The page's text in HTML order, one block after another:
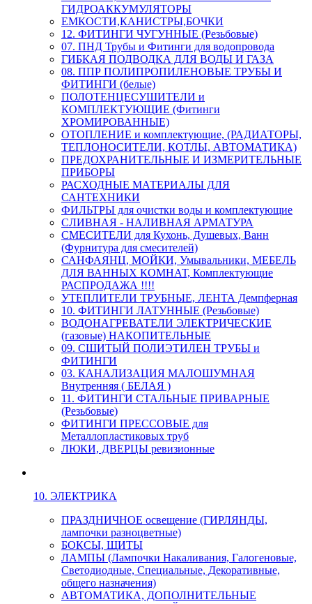
ГИДРОАККУМУЛЯТОРЫ
ЕМКОСТИ,КАНИСТРЫ,БОЧКИ
12. ФИТИНГИ ЧУГУННЫЕ (Резьбовые)
07. ПНД Трубы и Фитинги для водопровода
ГИБКАЯ ПОДВОДКА ДЛЯ ВОДЫ И ГАЗА
08. ППР ПОЛИПРОПИЛЕНОВЫЕ ТРУБЫ И
ФИТИНГИ (белые)
ПОЛОТЕНЦЕСУШИТЕЛИ и
КОМПЛЕКТУЮЩИЕ (Фитинги
ХРОМИРОВАННЫЕ)
ОТОПЛЕНИЕ и комплектующие, (РАДИАТОРЫ,
ТЕПЛОНОСИТЕЛИ, КОТЛЫ, АВТОМАТИКА)
ПРЕДОХРАНИТЕЛЬНЫЕ И ИЗМЕРИТЕЛЬНЫЕ
ПРИБОРЫ
РАСХОДНЫЕ МАТЕРИАЛЫ ДЛЯ
САНТЕХНИКИ
ФИЛЬТРЫ для очистки воды и комплектующие
СЛИВНАЯ - НАЛИВНАЯ АРМАТУРА
СМЕСИТЕЛИ для Кухонь, Душевых, Ванн
(Фурнитура для смесителей)
САНФАЯНЦ, МОЙКИ, Умывальники, МЕБЕЛЬ
ДЛЯ ВАННЫХ КОМНАТ, Комплектующие
РАСПРОДАЖА !!!!
УТЕПЛИТЕЛИ ТРУБНЫЕ, ЛЕНТА Демпферная
10. ФИТИНГИ ЛАТУННЫЕ (Резьбовые)
ВОДОНАГРЕВАТЕЛИ ЭЛЕКТРИЧЕСКИЕ
(газовые) НАКОПИТЕЛЬНЫЕ
09. СШИТЫЙ ПОЛИЭТИЛЕН ТРУБЫ и
ФИТИНГИ
03. КАНАЛИЗАЦИЯ МАЛОШУМНАЯ
Внутренняя ( БЕЛАЯ )
11. ФИТИНГИ СТАЛЬНЫЕ ПРИВАРНЫЕ
(Резьбовые)
ФИТИНГИ ПРЕССОВЫЕ для
Металлопластиковых труб
ЛЮКИ, ДВЕРЦЫ ревизионные
10. ЭЛЕКТРИКА
ПРАЗДНИЧНОЕ освещение (ГИРЛЯНДЫ,
лампочки разноцветные)
БОКСЫ, ЩИТЫ
ЛАМПЫ (Лампочки Накаливания, Галогеновые,
Светодиодные, Специальные, Декоративные,
общего назначения)
АВТОМАТИКА, ДОПОЛНИТЕЛЬНЫЕ